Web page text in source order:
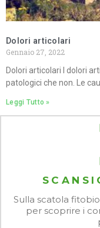
Dolori articolari
Gennaio 27, 2022
Dolori articolari I dolori
patologici che non. Le
Leggi Tutto »
Sulla scatola
per scoprire i